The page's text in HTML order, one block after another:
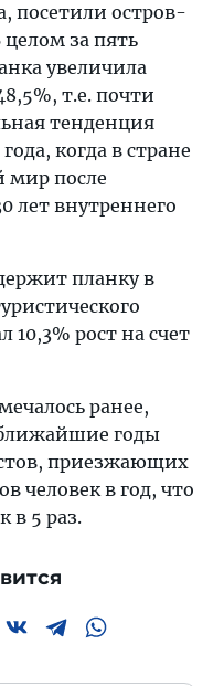
посетили остров-
за пять
увеличила
т.е. почти
тенденция
когда в стране
мир после
лет внутреннего
планку в
10,3% рост на счет
ранее,
годы
приезжающих
человек в год, что
в 5 раз.